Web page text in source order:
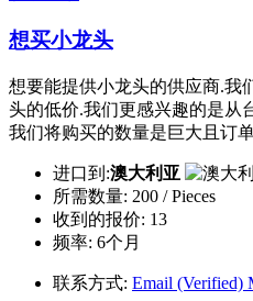
想买小龙头
想要能提供小龙头的供应商.我
头的低价.我们更感兴趣的是从
我们将购买的数量是巨大且订
进口到:澳大利亚
所需数量: 200 / Pieces
收到的报价: 13
频率: 6个月
联系方式: Email (Verified)